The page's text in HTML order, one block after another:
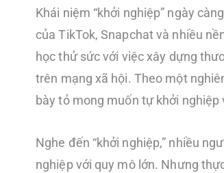
Khái niệm “khởi nghiệp” ngày
của TikTok, Snapchat và nhiều
học thử sức với việc xây dựng
trên mạng xã hội. Theo một
bày tỏ mong muốn tự khởi nghiệp
Nghe đến “khởi nghiệp,” nhiều
nghiệp với quy mô lớn. Nhưng